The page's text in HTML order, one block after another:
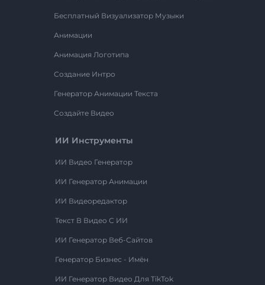
Бесплатный Визуализатор Музыки
Анимации
Анимация Логотипа
Создание Интро
Генератор Анимации Текста
Создайте Видео
ИИ Инструменты
ИИ Видео Генератор
ИИ Генератор Анимации
ИИ Видеоредактор
Текст В Видео С ИИ
ИИ Генератор Веб-Сайтов
Генератор Бизнес - Имён
ИИ Генератор Видео Для TikTok